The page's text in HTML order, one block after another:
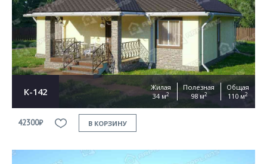
К-142
Жилая
34 м2
Полезная
98 м2
Общая
110 м2
42300₽ В КОРЗИНУ